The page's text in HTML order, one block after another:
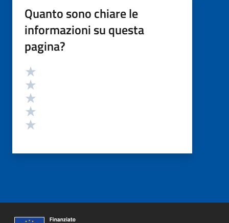
Quanto sono chiare le
informazioni su questa
pagina?
Valutazione